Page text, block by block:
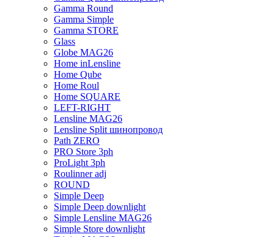
Gamma Round
Gamma Simple
Gamma STORE
Glass
Globe MAG26
Home inLensline
Home Qube
Home Roul
Home SQUARE
LEFT-RIGHT
Lensline MAG26
Lensline Split шинопровод
Path ZERO
PRO Store 3ph
ProLight 3ph
Roulinner adj
ROUND
Simple Deep
Simple Deep downlight
Simple Lensline MAG26
Simple Store downlight